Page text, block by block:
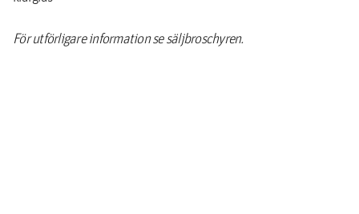
För utförligare information se säljbroschyren.